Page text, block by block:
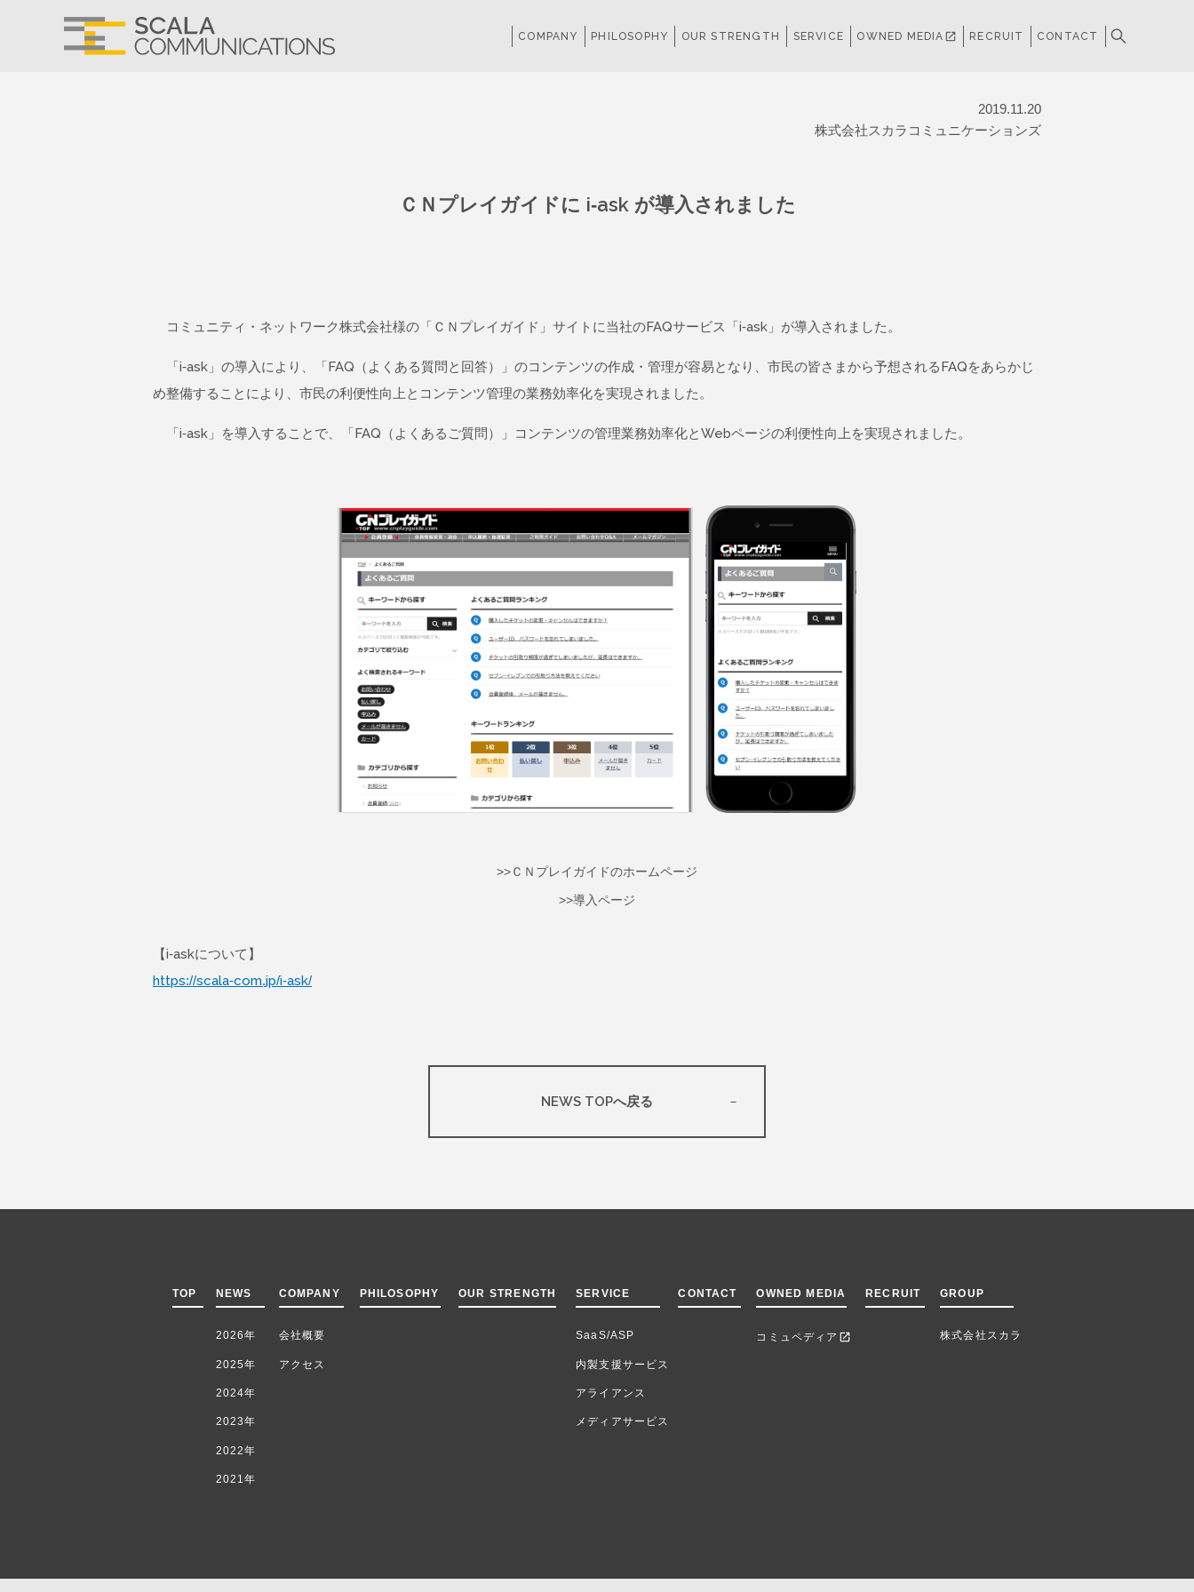
COMPANY PHILOSOPHY OUR STRENGTH SERVICE OWNED MEDIA open_in_new RECRUIT CONTACT
2019.11.20
株式会社スカラコミュニケーションズ
ＣＮプレイガイドに i-ask が導入されました
コミュニティ・ネットワーク株式会社様の「ＣＮプレイガイド」サイトに当社のFAQサービス「i-ask」が導入されました。
「i-ask」の導入により、「FAQ（よくある質問と回答）」のコンテンツの作成・管理が容易となり、市民の皆さまから予想されるFAQをあらかじ
め整備することにより、市民の利便性向上とコンテンツ管理の業務効率化を実現されました。
「i-ask」を導入することで、「FAQ（よくあるご質問）」コンテンツの管理業務効率化とWebページの利便性向上を実現されました。
>>ＣＮプレイガイドのホームページ
>>導入ページ
【i-askについて】
https://scala-com.jp/i-ask/
NEWS TOPへ戻る
TOP NEWS
2026年
2025年
2024年
2023年
2022年
2021年
COMPANY
会社概要
アクセス
PHILOSOPHY OUR STRENGTH SERVICE
SaaS/ASP
内製支援サービス
アライアンス
メディアサービス
CONTACT OWNED MEDIA
コミュペディア open_in_new
RECRUIT GROUP
株式会社スカラ